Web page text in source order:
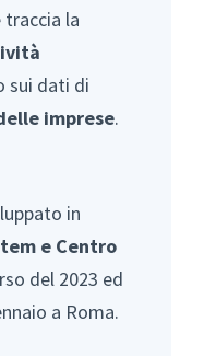
traccia la
sui dati di
imprese.
in
e Centro
del 2023 ed
a Roma.